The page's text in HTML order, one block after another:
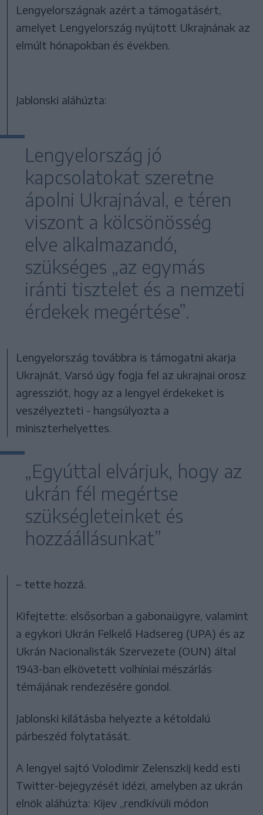
Lengyelországnak azért a támogatásért,
amelyet Lengyelország nyújtott Ukrajnának az
elmúlt hónapokban és években.
Jablonski aláhúzta:
Lengyelország jó
kapcsolatokat szeretne
ápolni Ukrajnával, e téren
viszont a kölcsönösség
elve alkalmazandó,
szükséges „az egymás
iránti tisztelet és a nemzeti
érdekek megértése”.
Lengyelország továbbra is támogatni akarja
Ukrajnát, Varsó úgy fogja fel az ukrajnai orosz
agressziót, hogy az a lengyel érdekeket is
veszélyezteti - hangsúlyozta a
miniszterhelyettes.
„Egyúttal elvárjuk, hogy az
ukrán fél megértse
szükségleteinket és
hozzáállásunkat”
– tette hozzá.
Kifejtette: elsősorban a gabonaügyre, valamint
a egykori Ukrán Felkelő Hadsereg (UPA) és az
Ukrán Nacionalisták Szervezete (OUN) által
1943-ban elkövetett volhíniai mészárlás
témájának rendezésére gondol.
Jablonski kilátásba helyezte a kétoldalú
párbeszéd folytatását.
A lengyel sajtó Volodimir Zelenszkij kedd esti
Twitter-bejegyzését idézi, amelyben az ukrán
elnök aláhúzta: Kijev „rendkívüli módon